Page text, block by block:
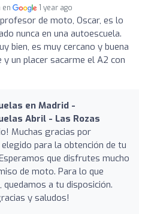
en 1 year ago
de moto, Oscar, es lo
nunca en una autoescuela.
bien, es muy cercano y buena
un placer sacarme el A2 con
en Madrid -
Abril - Las Rozas
Muchas gracias por
para la obtención de tu
que disfrutes mucho
de moto. Para lo que
quedamos a tu disposición.
y saludos!